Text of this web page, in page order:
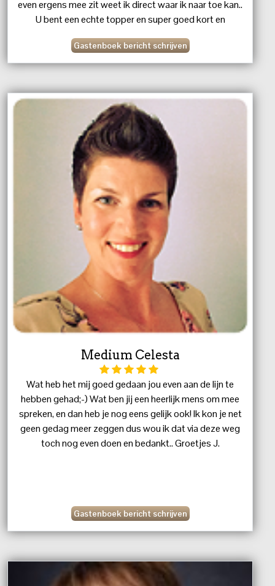
even ergens mee zit weet ik direct waar ik naar toe kan..
U bent een echte topper en super goed kort en
kracht toe, en ik bel u gauw op zodra we weer bij de
advocaat zijn geweest. Harstikke bedankt Liefs
Gastenboek bericht schrijven
Medium Celesta
Wat heb het mij goed gedaan jou even aan de lijn te
hebben gehad;-) Wat ben jij een heerlijk mens om mee
spreken, en dan heb je nog eens gelijk ook! Ik kon je net
geen gedag meer zeggen dus wou ik dat via deze weg
toch nog even doen en bedankt.. Groetjes J.
Gastenboek bericht schrijven